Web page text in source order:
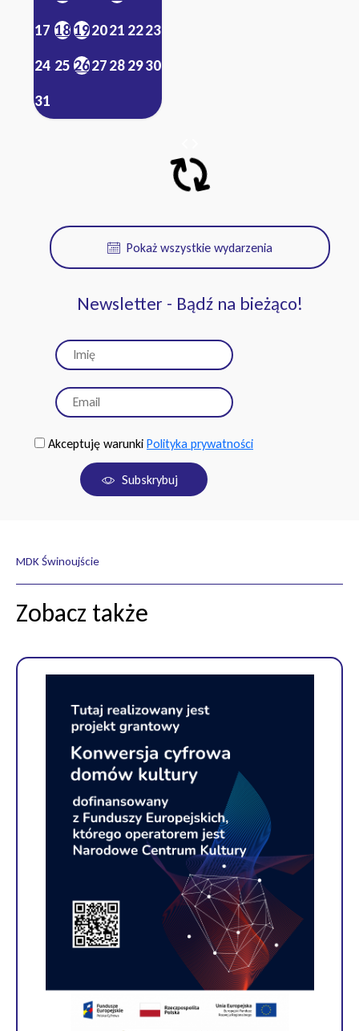
17 18192021 2223
24 25 2627282930
31
Pokaż wszystkie wydarzenia
Newsletter - Bądź na bieżąco!
Akceptuję warunki Polityka prywatności
Subskrybuj
MDK Świnoujście
Zobacz także